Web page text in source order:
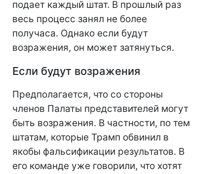
подает каждый штат. В прошлый раз
весь процесс занял не более
получаса. Однако если будут
возражения, он может затянуться.
Если будут возражения
Предполагается, что со стороны
членов Палаты представителей могут
быть возражения. В частности, по тем
штатам, которые Трамп обвинил в
якобы фальсификации результатов. В
его команде уже говорили, что хотят